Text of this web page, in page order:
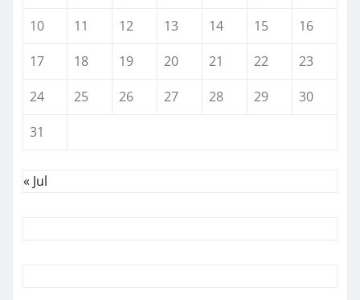
10
11 12 13 14 15
16
17
18 19 20 21 22
23
24
25 26 27 28 29
30
31
« Jul